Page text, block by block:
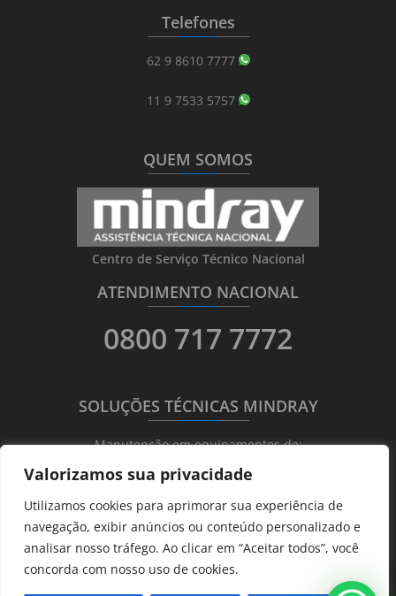
Valorizamos sua privacidade
Utilizamos cookies para aprimorar sua experiência de
navegação, exibir anúncios ou conteúdo personalizado e
analisar nosso tráfego. Ao clicar em “Aceitar todos”, você
concorda com nosso uso de cookies.
Telefones
_______________________
62 9 8610 7777
11 9 7533 5757
QUEM SOMOS
_______________________
Centro de Serviço Técnico Nacional
ATENDIMENTO NACIONAL
_______________________
0800 717 7772
SOLUÇÕES TÉCNICAS MINDRAY
_______________________
Manutenção em equipamentos de:
Ultrassonografia
Ecocardiografia
Transdutores
Hematológicos